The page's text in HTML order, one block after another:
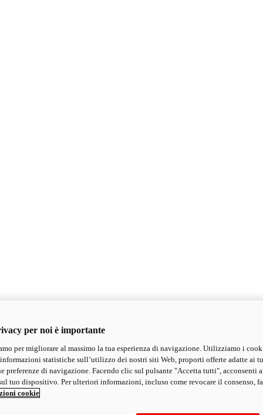
per noi è importante
per migliorare al massimo la tua esperienza di navigazione. Utilizziamo i
statistiche sull’utilizzo dei nostri siti Web, proporti offerte adatte ai
preferenze di navigazione. Facendo clic sul pulsante "Accetta tutti", acconsenti
tuo dispositivo. Per ulteriori informazioni, incluso come revocare il consenso,
cookie